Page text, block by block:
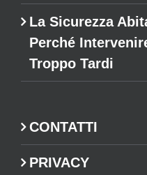
La Sicurezza
Perché
Troppo Tardi
CONTATTI
PRIVACY